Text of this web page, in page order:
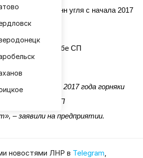
1,5 млн тонн угля с начала 2017
в пресс-службе СП
добыли с начала 2017 года горняки
СП
– заявили на предприятии.
новостями ЛНР в Telegram,